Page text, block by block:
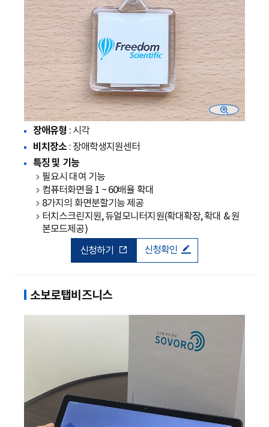
장애유형 : 시각
비치장소 : 장애학생지원센터
특징 및 기능
필요시 대여 기능
컴퓨터화면을 1 ~ 60배율 확대
8가지의 화면분할기능 제공
터치스크린지원, 듀얼모니터지원(확대확장, 확대 & 원
본모드제공)
신청하기
신청확인
소보로탭비즈니스